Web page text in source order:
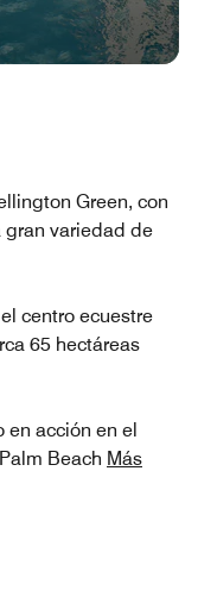
Green, con
gran variedad de
centro ecuestre
65 hectáreas
en acción en el
Beach Más